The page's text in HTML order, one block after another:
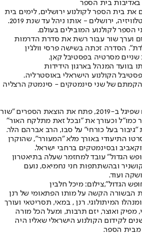
באדיבות בית הספר
להקים את בית הספר לקולנוע ירושלים, לימים בית
הספר סם שפיגל לקולנוע ולטלוויזיה, ירושלים - אותו ניהל עד שנת 2019.
לקולנוע המובילים בעולם.
וערך שור עבור רשת את סדרת הדרמות
הסדרה זכתה בשישה פרסי וולג'ין
שניים מסרטיה בפסטיבל קאן.
בוועד המנהל בארגון הידידות
הקולנוע הישראלי באוסטרליה.
יזם את הקמתם של שני סינמטקים - סינמטק הרצליה
עם פרישתו מבית הספר סם שפיגל ב-2019, פתח את הוצאת הספרים "שור
הוציא לאור כמו"ל וכעורך את "ובכל זאת מתלקח האור"
בעל כורחי" על סבו, הרב אברהם הלר.
התיעודי באורך מלא "המעורר", שהוקרן
"בלוז לחופש הגדול" עובד למחזמר שעלה בתיאטרון
ובהשתתפות חני נחמיאס, נועם
ועוד.
הגדול",צילום: מיכל חלבין
הבשורה הקשה על מותו הפתאומי של רנן
המיתולוגי. רנן , במאי, תסריטאי ועורך
מפיק ואוצר, יזם תרבות, ומעל הכל מורה
לקידום הקולנוע הישראלי שאליו היה
מבית הספר.